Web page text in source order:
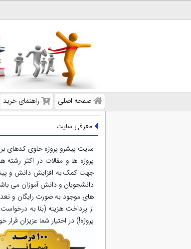
صفحه اصلی راهنمای خرید
معرفی سایت
سایت پیشرو پروژه حاوی کدهای
پروژه ها و مقالات در اکثر
جهت کمک به افزایش دانش و
دانشجویان و دانش آموزان می
های موجود به صورت رایگان و
از پرداخت هزینه (بنا به درخواست
پروژه!) در اختیار شما عزیزان